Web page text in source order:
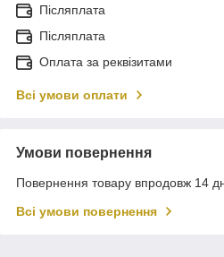
Післяплата
Післяплата
Оплата за реквізитами
Всі умови оплати
Умови повернення
Повернення товару впродовж 14
Всі умови повернення